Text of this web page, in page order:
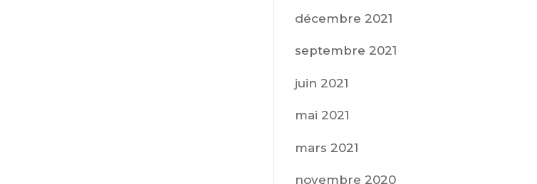
décembre 2021
septembre 2021
juin 2021
mai 2021
mars 2021
novembre 2020